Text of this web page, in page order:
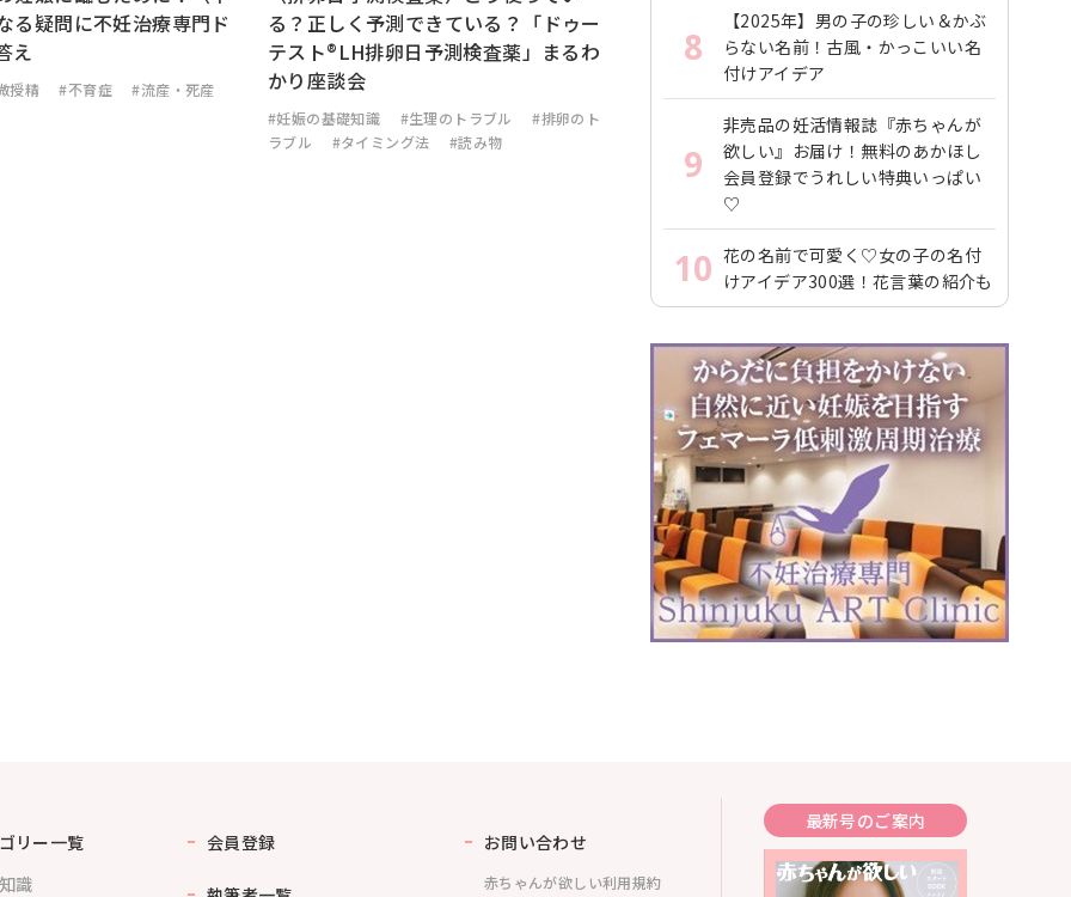
る疑問に不妊治療専門ド
え
授精 #不育症 #流産・死産
る？正しく予測できている？「ドゥー
テスト®LH排卵日予測検査薬」まるわ
かり座談会
#妊娠の基礎知識 #生理のトラブル
#排卵のト
ラブル
#タイミング法 #読み物
8
【2025年】男の子の珍しい＆かぶ
らない名前！古風・かっこいい名
付けアイデア
9
非売品の妊活情報誌『赤ちゃんが
欲しい』お届け！無料のあかほし
会員登録でうれしい特典いっぱい
♡
10 花の名前で可愛く♡女の子の名付
けアイデア300選！花言葉の紹介も
リー一覧
識
会員登録 お問い合わせ
赤ちゃんが欲しい利用規約
最新号のご案内